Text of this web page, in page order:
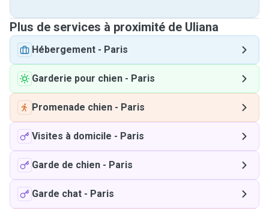
Plus de services à proximité de Uliana
Hébergement - Paris
Garderie pour chien - Paris
Promenade chien - Paris
Visites à domicile - Paris
Garde de chien - Paris
Garde chat - Paris